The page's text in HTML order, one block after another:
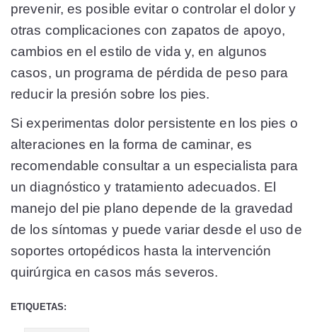
prevenir, es posible evitar o controlar el dolor y
otras complicaciones con zapatos de apoyo,
cambios en el estilo de vida y, en algunos
casos, un programa de pérdida de peso para
reducir la presión sobre los pies.
Si experimentas dolor persistente en los pies o
alteraciones en la forma de caminar, es
recomendable consultar a un especialista para
un diagnóstico y tratamiento adecuados. El
manejo del pie plano depende de la gravedad
de los síntomas y puede variar desde el uso de
soportes ortopédicos hasta la intervención
quirúrgica en casos más severos.
ETIQUETAS: